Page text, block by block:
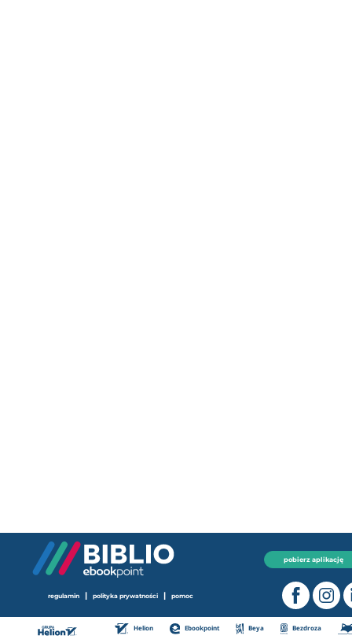
pobierz aplikację
regulamin | polityka prywatności | pomoc
Helion Ebookpoint Beya Bezdroza